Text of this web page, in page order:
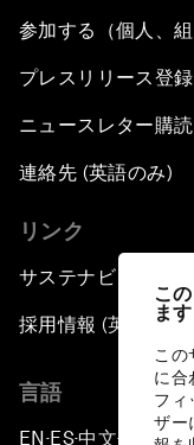
こ
ます
この
に合
フィ
ザー
参加する（個人、組
プレスリリース登録
ニュースレター購読
連絡先 (英語のみ)
リンク
サステナビリティへ
採用情報 (英語のみ)
言語
EN ▪ ES▪中文▪ 日本語